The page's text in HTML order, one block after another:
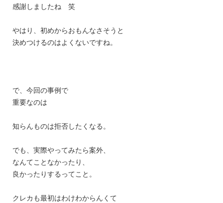
感謝しましたね 笑
やはり、初めからおもんなさそうと
決めつけるのはよくないですね。
で、今回の事例で
重要なのは
知らんものは拒否したくなる。
でも、実際やってみたら案外、
なんてことなかったり、
良かったりするってこと。
クレカも最初はわけわからんくて